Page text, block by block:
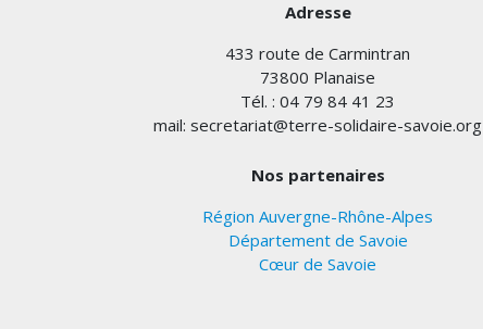
Adresse
433 route de Carmintran
73800 Planaise
Tél. : 04 79 84 41 23
mail: secretariat@terre-solidaire-savoie.org
Nos partenaires
Région Auvergne-Rhône-Alpes
Département de Savoie
Cœur de Savoie